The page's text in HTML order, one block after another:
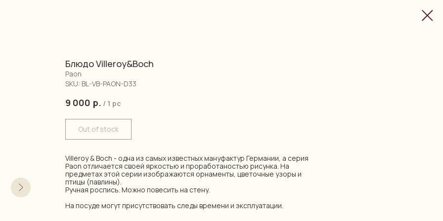
Блюдо Villeroy&Boch
Paon
SKU: BL-VB-PAON-D33
9 000 р. / 1 pc
Out of stock
Villeroy & Boch - одна из самых известных мануфактур Германии, а серия
Paon отличается своей яркостью и проработаностью рисунка. На
предметах этой серии изображаются орнаменты, цветочные узоры и
птицы (павлины).
Ручная роспись. Можно повесить на стену.
На посуде могут присутствовать следы времени и эксплуатации.